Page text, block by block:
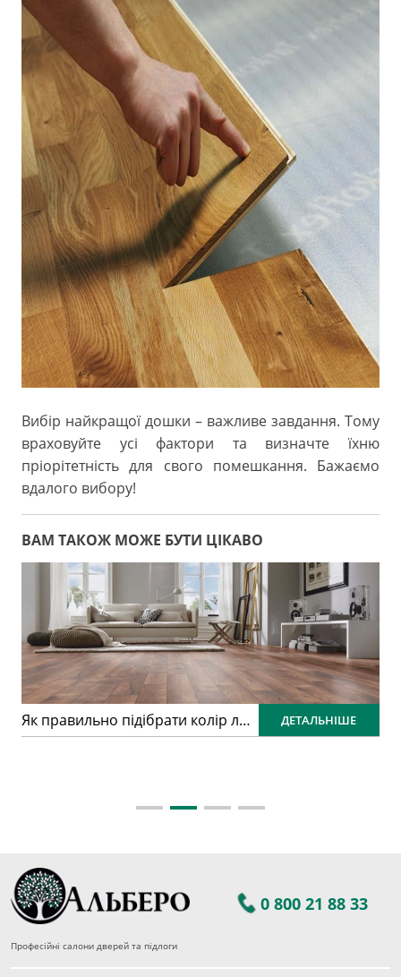
Вибір найкращої дошки – важливе завдання. Тому
враховуйте усі фактори та визначте їхню
пріорітетність для свого помешкання. Бажаємо
вдалого вибору!
ВАМ ТАКОЖ МОЖЕ БУТИ ЦІКАВО
Як правильно підібрати колір ламінату: практичний гід для ідеального інтер’єру ДЕТАЛЬНІШЕ
0 800 21 88 33
Професійні салони дверей та підлоги